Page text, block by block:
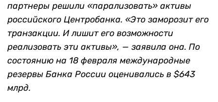
партнеры решили «парализовать» активы
российского Центробанка. «Это заморозит его
транзакции. И лишит его возможности
реализовать эти активы», — заявила она. По
состоянию на 18 февраля международные
резервы Банка России оценивались в $643
млрд.